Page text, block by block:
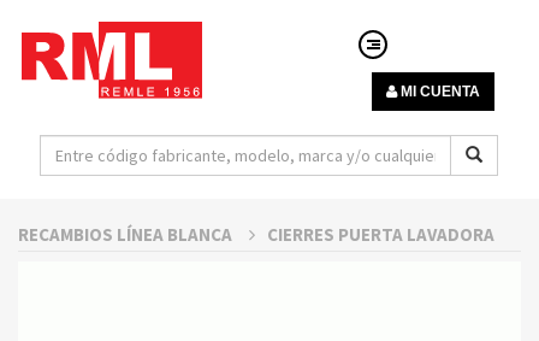
MI CUENTA
RECAMBIOS LÍNEA BLANCA CIERRES PUERTA LAVADORA